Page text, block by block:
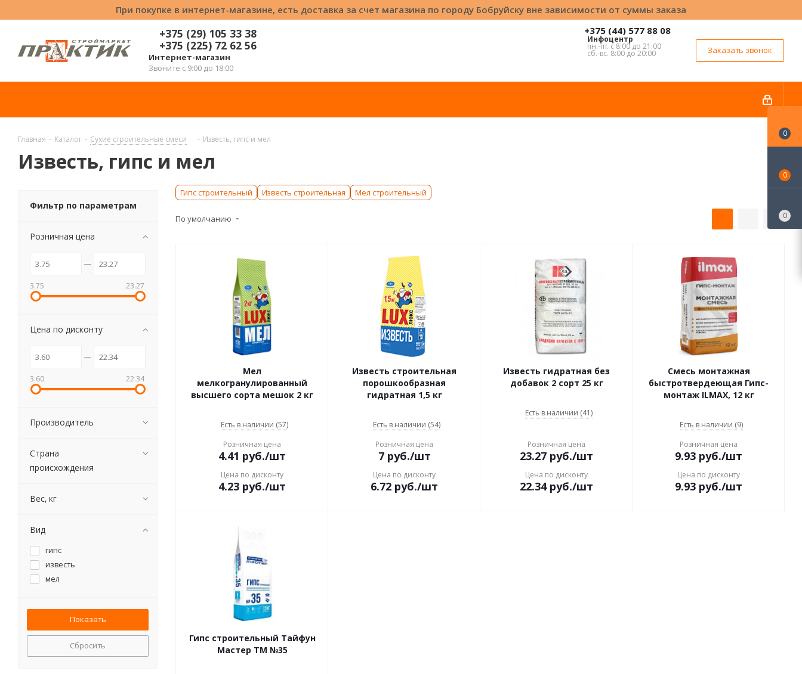
При покупке в интернет-магазине, есть доставка за счет магазина по городу Бобруйску вне зависимости от суммы заказа
+375 (29) 105 33 38
+375 (225) 72 62 56
Интернет-магазин
Звоните с 9:00 до 18:00
+375 (44) 577 88 08
Инфоцентр
пн.-пт. с 8:00 до 21:00
сб.-вс. 8:00 до 20:00 Заказать звонок
Главная - Каталог - Сухие строительные смеси - Известь, гипс и мел
Известь, гипс и мел
Гипс строительный Известь строительная Мел строительный
По умолчанию
Мел
мелкогранулированный
высшего сорта мешок 2 кг
Есть в наличии (57)
Розничная цена
4.41 руб./шт
Цена по дисконту
4.23 руб./шт
Известь строительная
порошкообразная
гидратная 1,5 кг
Есть в наличии (54)
Розничная цена
7руб./шт
Цена по дисконту
6.72 руб./шт
Известь гидратная без
добавок 2 сорт 25 кг
Есть в наличии (41)
Розничная цена
23.27 руб./шт
Цена по дисконту
22.34руб./шт
Смесь монтажная
быстротвердеющая Гипс-
монтаж ILMAX, 12 кг
Есть в наличии (9)
Розничная цена
9.93 руб./шт
Цена по дисконту
9.93 руб./шт
Гипс строительный Тайфун
Мастер ТМ №35
Фильтр по параметрам
Розничная цена
3.75 23.27
Цена по дисконту
3.60 22.34
Производитель
Страна
происхождения
Вес, кг
Вид
гипс
известь
мел
Сбросить
0
0
0